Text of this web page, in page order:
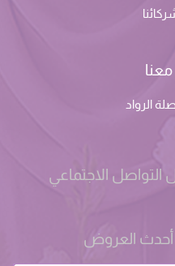
الرواد
التواصل الاجتماعي
أحدث العروض